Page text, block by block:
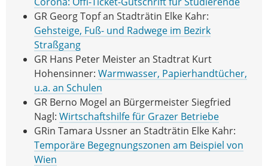
GR Georg Topf an Stadträtin Elke Kahr:
Gehsteige, Fuß- und Radwege im Bezirk
Straßgang
GR Hans Peter Meister an Stadtrat Kurt
Hohensinner: Warmwasser, Papierhandtücher,
u.a. an Schulen
GR Berno Mogel an Bürgermeister Siegfried
Nagl: Wirtschaftshilfe für Grazer Betriebe
GRin Tamara Ussner an Stadträtin Elke Kahr:
Temporäre Begegnungszonen am Beispiel von
Wien